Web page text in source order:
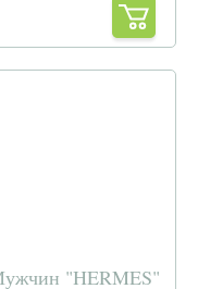
"HERMES"